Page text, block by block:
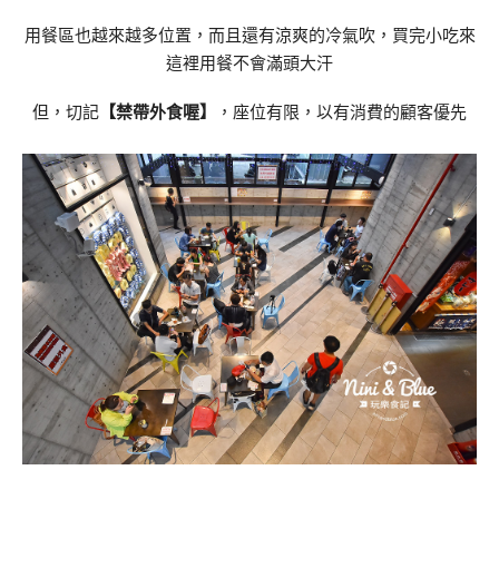
用餐區也越來越多位置，而且還有涼爽的冷氣吹，買完小吃來
這裡用餐不會滿頭大汗
但，切記 【禁帶外食喔】 ，座位有限，以有消費的顧客優先